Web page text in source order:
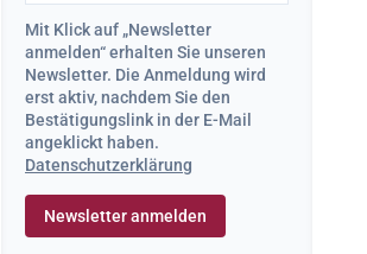
Mit Klick auf „Newsletter
anmelden“ erhalten Sie unseren
Newsletter. Die Anmeldung wird
erst aktiv, nachdem Sie den
Bestätigungslink in der E-Mail
angeklickt haben.
Datenschutzerklärung